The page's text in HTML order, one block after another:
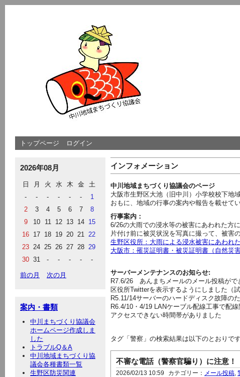
トップページ ログイン
2026年08月
日 月 火 水 木 金
土
-
- - - - -
1
2
3 4 5 6 7
8
9
10 11 12 13 14 15
16 17 18 19 20 21 22
23 24 25 26 27 28 29
30 31 - - - - -
前の月 次の月
案内・書類
中川まちづくり協議会
ホームページ作成しま
した
トラブルQ＆A
中川地域まちづくり協
議会各種書類一覧
生野区防災関連
インフォメーション
中川地域まちづくり協議会のページ
大阪市生野区大池（旧中川）小学校校下地
おもに、地域の行事の案内や報告を載せてい
行事案内：
6/26の大雨での浸水等の被害にあわれた方
片付け前に被災状況を写真に撮って、被害
生野区役所：大雨による浸水被害にあわれ
大阪市：罹災証明書・被災証明書（自然災害
サーバーメンテナンスのお知らせ:
R7.6/26
あんまちメールのメール投稿が
区役所Twitterを表示するようにしました（試
R5.11/14サーバーのハードディスク故障の
R6.4/10・4/19 LANケーブル配線工事で配
アクセスできない時間帯がありました
タグ「警察」の検索結果は以下のとおりです
不審な電話（警察官騙り）に注意！
2026/02/13 10:59 カテゴリー： メール投稿